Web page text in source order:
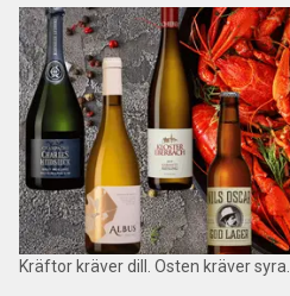
Kräftor kräver dill. Osten kräver syra.